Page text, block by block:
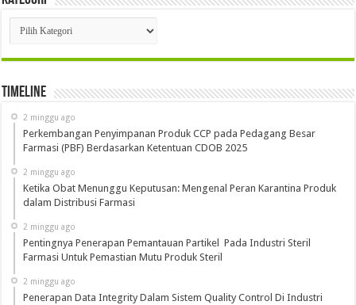
Kategori
Timeline
2 minggu ago
Perkembangan Penyimpanan Produk CCP pada Pedagang Besar
Farmasi (PBF) Berdasarkan Ketentuan CDOB 2025
2 minggu ago
Ketika Obat Menunggu Keputusan: Mengenal Peran Karantina Produk
dalam Distribusi Farmasi
2 minggu ago
Pentingnya Penerapan Pemantauan Partikel Pada Industri Steril
Farmasi Untuk Pemastian Mutu Produk Steril
2 minggu ago
Penerapan Data Integrity Dalam Sistem Quality Control Di Industri